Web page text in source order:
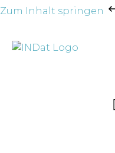
Zum Inhalt springen